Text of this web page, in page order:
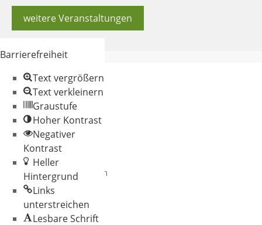
weitere Veranstaltungen
© 2026 Gemeinde
Oberschneiding
Datenschutz
Impressum
Barrierefreiheit
Text vergrößern
Text verkleinern
Graustufe
Hoher Kontrast
Negativer
Kontrast
Heller
Hintergrund
Links
unterstreichen
Lesbare Schrift